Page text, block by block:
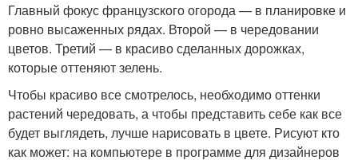
Главный фокус французского огорода — в планировке и
ровно высаженных рядах. Второй — в чередовании
цветов. Третий — в красиво сделанных дорожках,
которые оттеняют зелень.
Чтобы красиво все смотрелось, необходимо оттенки
растений чередовать, а чтобы представить себе как все
будет выглядеть, лучше нарисовать в цвете. Рисуют кто
как может: на компьютере в программе для дизайнеров